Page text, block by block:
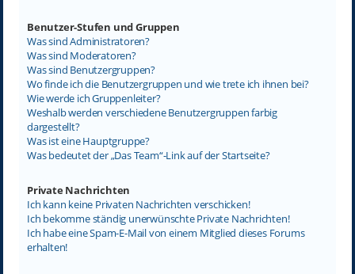
Benutzer-Stufen und Gruppen
Was sind Administratoren?
Was sind Moderatoren?
Was sind Benutzergruppen?
Wo finde ich die Benutzergruppen und wie trete ich ihnen bei?
Wie werde ich Gruppenleiter?
Weshalb werden verschiedene Benutzergruppen farbig
dargestellt?
Was ist eine Hauptgruppe?
Was bedeutet der „Das Team“-Link auf der Startseite?
Private Nachrichten
Ich kann keine Privaten Nachrichten verschicken!
Ich bekomme ständig unerwünschte Private Nachrichten!
Ich habe eine Spam-E-Mail von einem Mitglied dieses Forums
erhalten!